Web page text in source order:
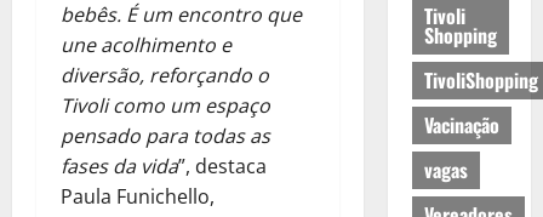
bebês. É um encontro que
une acolhimento e
diversão, reforçando o
Tivoli como um espaço
pensado para todas as
fases da vida”, destaca
Paula Funichello,
Tivoli
Shopping
TivoliShopping
Vacinação
vagas